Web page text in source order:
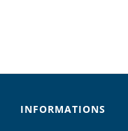
INFORMATIONS